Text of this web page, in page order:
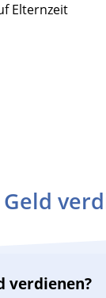
Elternzeit
verdienen?
Erschreckend: